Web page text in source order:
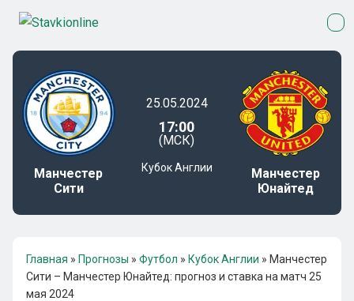
Манчестер
Сити
25.05.2024
17:00
(МСК)
Кубок Англии
Манчестер
Юнайтед
Главная » Прогнозы » Футбол » Кубок Англии » Манчестер
Сити – Манчестер Юнайтед: прогноз и ставка на матч 25
мая 2024